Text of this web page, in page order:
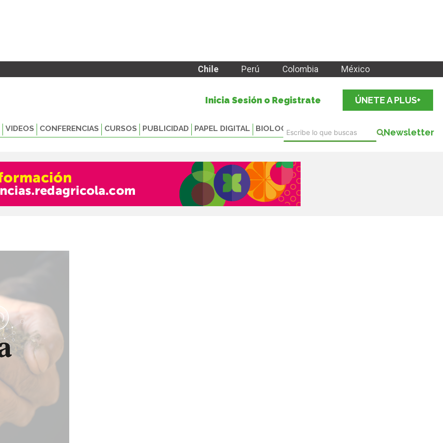
Chile Perú Colombia México
Inicia Sesión o Registrate ÚNETE A PLUS+
VIDEOS CONFERENCIAS CURSOS PUBLICIDAD PAPEL DIGITAL BIOLOGICALS Newsletter